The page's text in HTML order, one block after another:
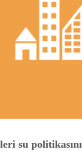
su